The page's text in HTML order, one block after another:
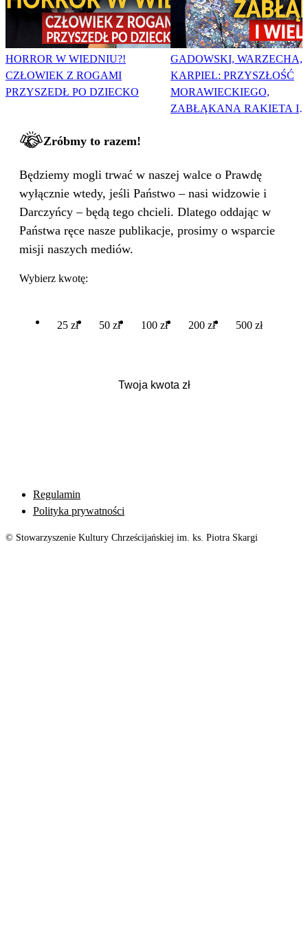
HORROR W WIEDNIU?!
CZŁOWIEK Z ROGAMI
PRZYSZEDŁ PO DZIECKO
GADOWSKI, WARZECHA,
KARPIEL: PRZYSZŁOŚĆ
MORAWIECKIEGO,
ZABŁĄKANA RAKIETA I
Zróbmy to razem!
Będziemy mogli trwać w naszej walce o Prawdę
wyłącznie wtedy, jeśli Państwo – nasi widzowie i
Darczyńcy – będą tego chcieli. Dlatego oddając w
Państwa ręce nasze publikacje, prosimy o wsparcie
misji naszych mediów.
Wybierz kwotę:
25 zł 50 zł 100 zł 200 zł 500 zł
Regulamin
Polityka prywatności
© Stowarzyszenie Kultury Chrześcijańskiej im. ks. Piotra Skargi